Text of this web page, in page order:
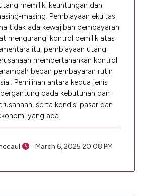
memiliki keuntungan dan
masing. Pembiayaan ekuitas
tidak ada kewajiban pembayaran
mengurangi kontrol pemilik atas
itu, pembiayaan utang
mempertahankan kontrol
beban pembayaran rutin
Pemilihan antara kedua jenis
pada kebutuhan dan
serta kondisi pasar dan
yang ada.
March 6, 2025 20:08 PM